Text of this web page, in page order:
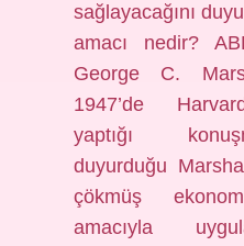
sağlayacağını
amacı nedir?
George C.
1947’de
yaptığı
duyurduğu
çökmüş
amacıyla